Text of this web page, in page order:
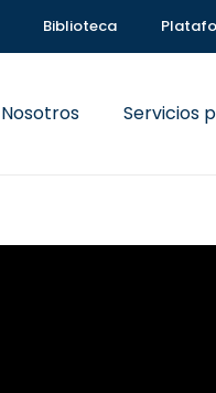
Biblioteca
Nosotros Servicios